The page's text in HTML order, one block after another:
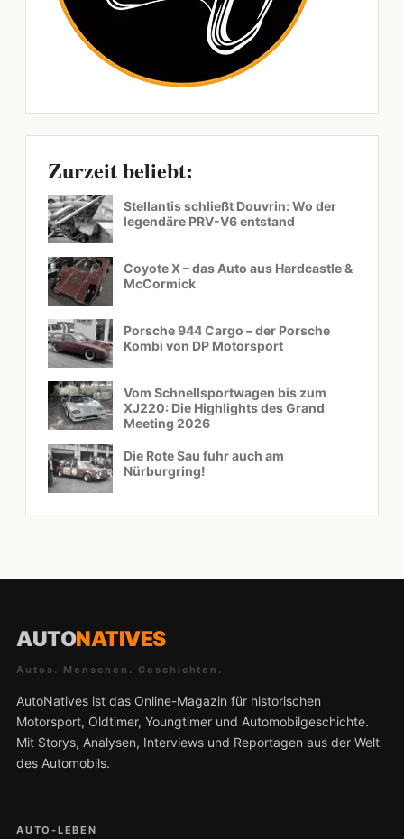
Zurzeit beliebt:
Stellantis schließt Douvrin: Wo der
legendäre PRV-V6 entstand
Coyote X – das Auto aus Hardcastle &
McCormick
Porsche 944 Cargo – der Porsche
Kombi von DP Motorsport
Vom Schnellsportwagen bis zum
XJ220: Die Highlights des Grand
Meeting 2026
Die Rote Sau fuhr auch am
Nürburgring!
AUTONATIVES
Autos. Menschen. Geschichten.
AutoNatives ist das Online-Magazin für historischen
Motorsport, Oldtimer, Youngtimer und Automobilgeschichte.
Mit Storys, Analysen, Interviews und Reportagen aus der Welt
des Automobils.
AUTO-LEBEN